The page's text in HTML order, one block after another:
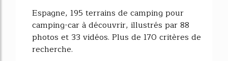
Espagne, 195 terrains de camping pour
camping-car à découvrir, illustrés par 88
photos et 33 vidéos. Plus de 170 critères de
recherche.